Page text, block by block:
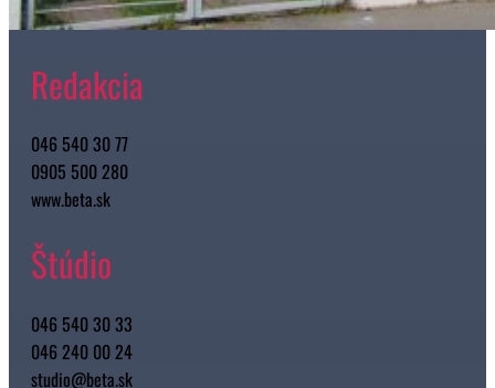
Redakcia
046 540 30 77
0905 500 280
www.beta.sk
Štúdio
046 540 30 33
046 240 00 24
studio@beta.sk